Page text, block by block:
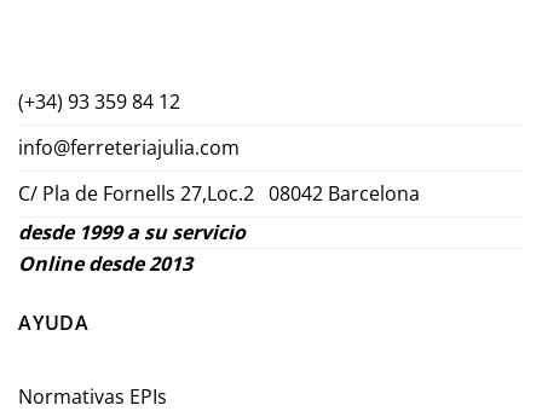
(+34) 93 359 84 12
info@ferreteriajulia.com
C/ Pla de Fornells 27,Loc.2 08042 Barcelona
desde 1999 a su servicio
Online desde 2013
AYUDA
Normativas EPIs